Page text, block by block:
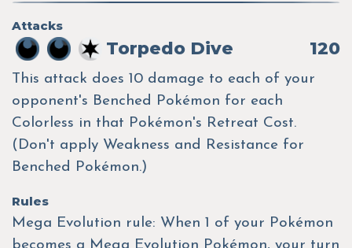
Attacks
Torpedo Dive 120
This attack does 10 damage to each of your
opponent's Benched Pokémon for each
Colorless in that Pokémon's Retreat Cost.
(Don't apply Weakness and Resistance for
Benched Pokémon.)
Rules
Mega Evolution rule: When 1 of your Pokémon
becomes a Mega Evolution Pokémon, your turn